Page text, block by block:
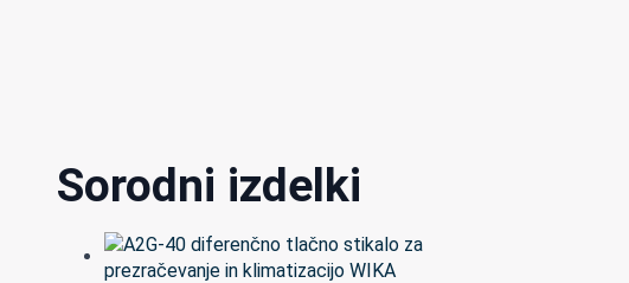
Sorodni izdelki